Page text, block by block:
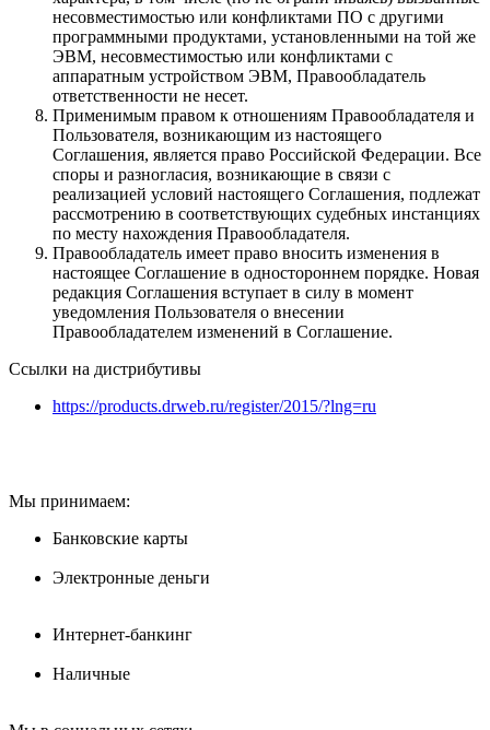
несовместимостью или конфликтами ПО с другими
программными продуктами, установленными на той же
ЭВМ, несовместимостью или конфликтами с
аппаратным устройством ЭВМ, Правообладатель
ответственности не несет.
Применимым правом к отношениям Правообладателя и
Пользователя, возникающим из настоящего
Соглашения, является право Российской Федерации. Все
споры и разногласия, возникающие в связи с
реализацией условий настоящего Соглашения, подлежат
рассмотрению в соответствующих судебных инстанциях
по месту нахождения Правообладателя.
Правообладатель имеет право вносить изменения в
настоящее Соглашение в одностороннем порядке. Новая
редакция Соглашения вступает в силу в момент
уведомления Пользователя о внесении
Правообладателем изменений в Соглашение.
Ссылки на дистрибутивы
https://products.drweb.ru/register/2015/?lng=ru
Мы принимаем:
Банковские карты
Электронные деньги
Интернет-банкинг
Наличные